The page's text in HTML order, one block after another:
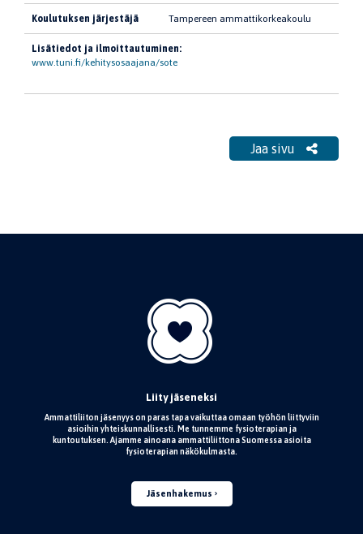
Koulutuksen järjestäjä Tampereen ammattikorkeakoulu
Lisätiedot ja ilmoittautuminen:
www.tuni.fi/kehitysosaajana/sote
Jaa sivu
Liity jäseneksi
Ammattiliiton jäsenyys on paras tapa vaikuttaa omaan työhön liittyviin
asioihin yhteiskunnallisesti. Me tunnemme fysioterapian ja
kuntoutuksen. Ajamme ainoana ammattiliittona Suomessa asioita
fysioterapian näkökulmasta.
Jäsenhakemus